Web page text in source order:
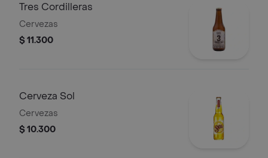
Tres Cordilleras
Cervezas
$ 11.300
Cerveza Sol
Cervezas
$ 10.300